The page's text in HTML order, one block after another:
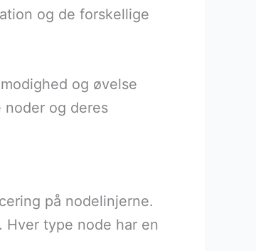
og de forskellige
og øvelse
og deres
på nodelinjerne.
type node har en